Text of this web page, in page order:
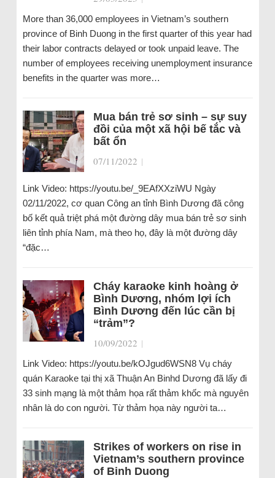
More than 36,000 employees in Vietnam’s southern
province of Binh Duong in the first quarter of this year had
their labor contracts delayed or took unpaid leave. The
number of employees receiving unemployment insurance
benefits in the quarter was more…
Mua bán trẻ sơ sinh – sự suy
đồi của một xã hội bế tắc và
bất ổn
07/11/2022 |
Link Video: https://youtu.be/_9EAfXXziWU Ngày
02/11/2022, cơ quan Công an tỉnh Bình Dương đã công
bố kết quả triệt phá một đường dây mua bán trẻ sơ sinh
liên tỉnh phía Nam, mà theo họ, đây là một đường dây
“đặc…
Cháy karaoke kinh hoàng ở
Bình Dương, nhóm lợi ích
Bình Dương đến lúc cần bị
“trảm”?
10/09/2022 |
Link Video: https://youtu.be/kOJgud6WSN8 Vụ cháy
quán Karaoke tại thị xã Thuận An Binhd Dương đã lấy đi
33 sinh mạng là một thảm họa rất thảm khốc mà nguyên
nhân là do con người. Từ thảm họa này người ta…
Strikes of workers on rise in
Vietnam’s southern province
of Binh Duong